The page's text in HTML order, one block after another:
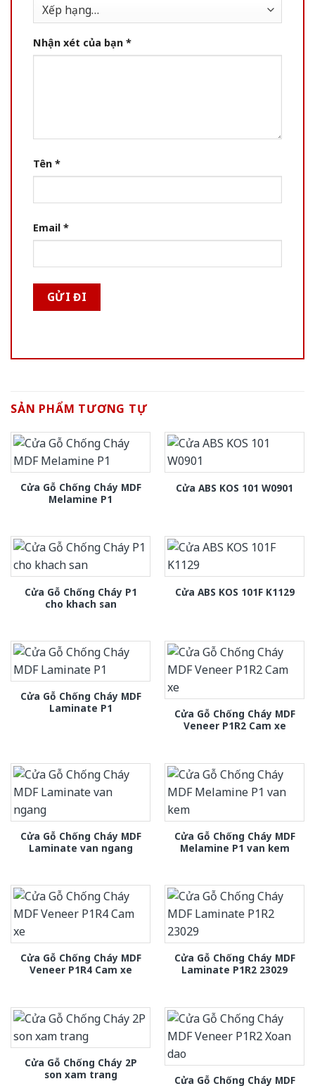
Nhận xét của bạn *
Tên *
Email *
SẢN PHẨM TƯƠNG TỰ
Cửa Gỗ Chống Cháy MDF
Melamine P1
Cửa ABS KOS 101 W0901
Cửa Gỗ Chống Cháy P1
cho khach san
Cửa ABS KOS 101F K1129
Cửa Gỗ Chống Cháy MDF
Laminate P1
Cửa Gỗ Chống Cháy MDF
Veneer P1R2 Cam xe
Cửa Gỗ Chống Cháy MDF
Laminate van ngang
Cửa Gỗ Chống Cháy MDF
Melamine P1 van kem
Cửa Gỗ Chống Cháy MDF
Veneer P1R4 Cam xe
Cửa Gỗ Chống Cháy MDF
Laminate P1R2 23029
Cửa Gỗ Chống Cháy 2P
son xam trang
Cửa Gỗ Chống Cháy MDF